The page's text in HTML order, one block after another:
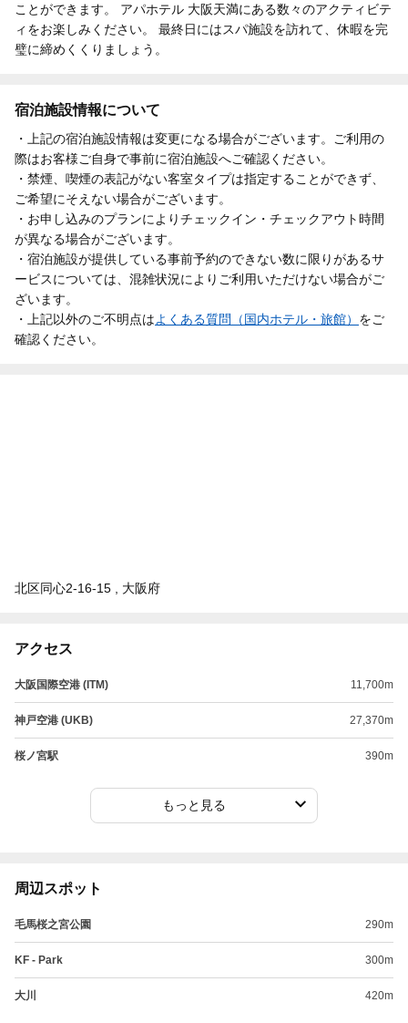
ことができます。 アパホテル 大阪天満にある数々のアクティビテ
ィをお楽しみください。 最終日にはスパ施設を訪れて、休暇を完
璧に締めくくりましょう。
宿泊施設情報について
・上記の宿泊施設情報は変更になる場合がございます。ご利用の
際はお客様ご自身で事前に宿泊施設へご確認ください。
・禁煙、喫煙の表記がない客室タイプは指定することができず、
ご希望にそえない場合がございます。
・お申し込みのプランによりチェックイン・チェックアウト時間
が異なる場合がございます。
・宿泊施設が提供している事前予約のできない数に限りがあるサ
ービスについては、混雑状況によりご利用いただけない場合がご
ざいます。
・上記以外のご不明点はよくある質問（国内ホテル・旅館） をご
確認ください。
北区同心2-16-15 , 大阪府
アクセス
大阪国際空港 (ITM) 11,700m
神戸空港 (UKB) 27,370m
桜ノ宮駅 390m
もっと見る
周辺スポット
毛馬桜之宮公園 290m
KF - Park 300m
大川 420m